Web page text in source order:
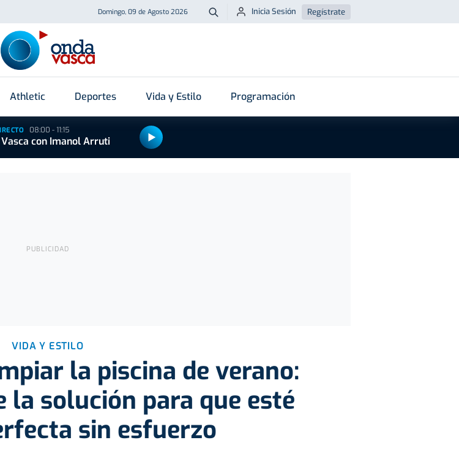
Domingo, 09 de Agosto 2026 Buscar
Inicia Sesión Regístrate
Athletic Deportes Vida y Estilo Programación
08:00 - 11:15
Vasca con Imanol Arruti
VIDA Y ESTILO
la piscina de verano:
la solución para que esté
sin esfuerzo